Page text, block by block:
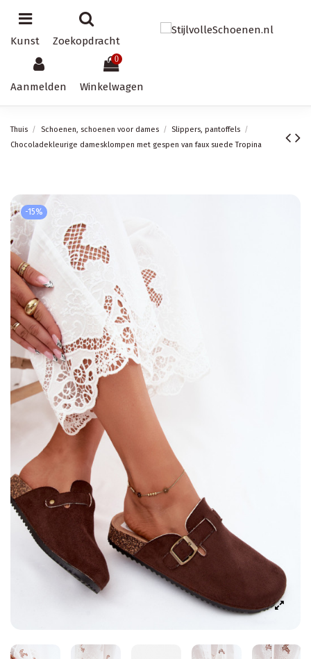
Kunst Zoekopdracht
Aanmelden
0
Winkelwagen
Thuis Schoenen, schoenen voor dames
Slippers, pantoffels
Chocoladekleurige damesklompen met gespen van faux suede Tropina
-15%